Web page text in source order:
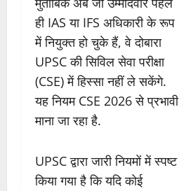
ही IAS या IFS अधिकारी के रूप
में नियुक्त हो चुके हैं, वे दोबारा
UPSC की सिविल सेवा परीक्षा
(CSE) में हिस्सा नहीं ले सकेंगे.
यह नियम CSE 2026 से प्रभावी
माना जा रहा है.
UPSC द्वारा जारी नियमों में स्पष्ट
किया गया है कि यदि कोई